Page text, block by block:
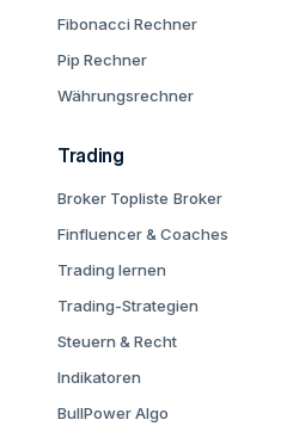
Fibonacci Rechner
Pip Rechner
Währungsrechner
Trading
Broker Topliste Broker
Finfluencer & Coaches
Trading lernen
Trading-Strategien
Steuern & Recht
Indikatoren
BullPower Algo